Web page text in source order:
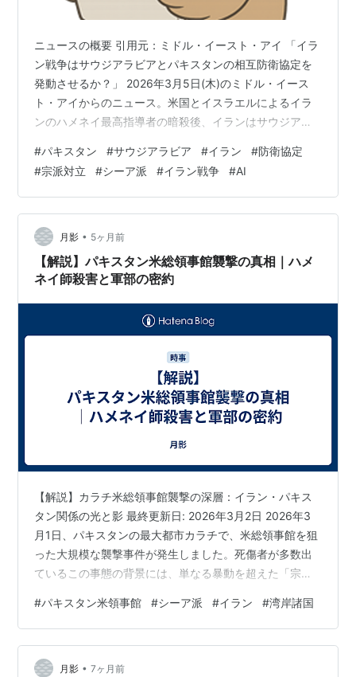
ニュースの概要 引用元：ミドル・イースト・アイ 「イラ
ン戦争はサウジアラビアとパキスタンの相互防衛協定を
発動させるか？」 2026年3月5日(木)のミドル・イース
ト・アイからのニュース。米国とイスラエルによるイラ
ンのハメネイ最高指導者の暗殺後、イランはサウジアラ
け、パキスタン政府はサウジアラビアとの「戦略的相互
防衛協定」の存在をイランに直接警告し、攻撃を抑えよ
うとしています。しかし、パキスタン国内ではイランに
親和性を持つシーア派市民による激しい抗議デモが起
き、多数の死傷者が出る事態となっています。パキスタ
ンはサウジアラビアへの防衛義務と国内の治…
#パキスタン #サウジアラビア #イラン #防衛協定
#宗派対立 #シーア派 #イラン戦争 #AI
月影 • 5ヶ月前
【解説】パキスタン米総領事館襲撃の真相｜ハメ
ネイ師殺害と軍部の密約
【解説】カラチ米総領事館襲撃の深層：イラン・パキス
タン関係の光と影 最終更新日: 2026年3月2日 2026年3
月1日、パキスタンの最大都市カラチで、米総領事館を狙
った大規模な襲撃事件が発生しました。死傷者が多数出
ているこの事態の背景には、単なる暴動を超えた「宗教
ます。 【最新の被害状況】 死者： 少なくとも9〜10人
（治安部隊との衝突による） 負傷者： 約30〜50人以上
（カラチ・シビル病院へ搬送） 状況： 数千人のデモ隊が
総領事館のゲートを突破し敷地内へ侵入、一部施設が損
#パキスタン米領事館 #シーア派 #イラン #湾岸諸国
月影 • 7ヶ月前